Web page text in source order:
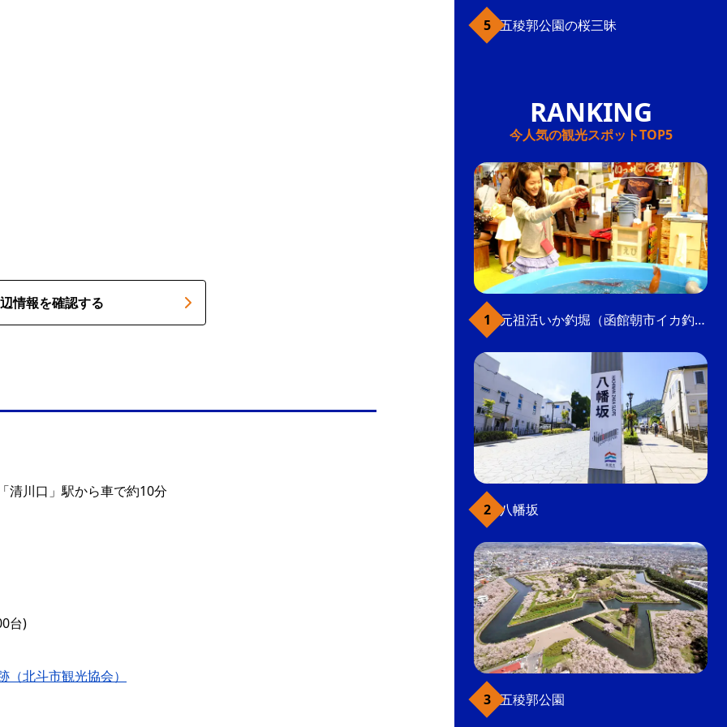
情報を確認する
清川口」駅から車で約10分
台)
（北斗市観光協会）
五稜郭公園の桜三昧
今人気の観光スポットTOP5
元祖活いか釣堀（函館朝市イカ釣り体験）
八幡坂
五稜郭公園